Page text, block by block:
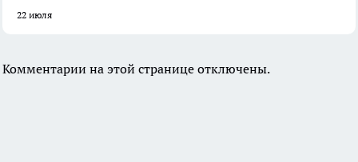
22 июля
Комментарии на этой странице отключены.